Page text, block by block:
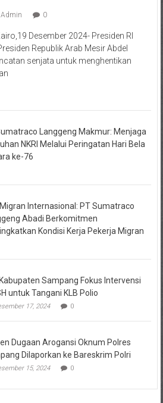
Admin 0
Desember 2024- Presiden RI
Republik Arab Mesir Abdel
senjata untuk menghentikan
Langgeng Makmur: Menjaga
NKRI Melalui Peringatan Hari Bela
ke-76
Internasional: PT Sumatraco
Abadi Berkomitmen
Kondisi Kerja Pekerja Migran
Sampang Fokus Intervensi
untuk Tangani KLB Polio
17, 2024 0
Dugaan Arogansi Oknum Polres
Dilaporkan ke Bareskrim Polri
15, 2024 0